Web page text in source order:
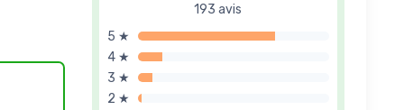
193 avis
5 ★
4 ★
3 ★
2 ★